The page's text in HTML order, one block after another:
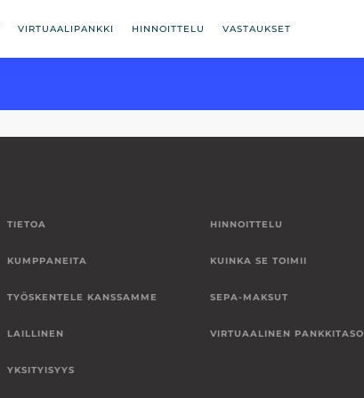
VIRTUAALIPANKKI HINNOITTELU VASTAUKSET
TIETOA
KUMPPANEITA
TYÖSKENTELE KANSSAMME
LAILLINEN
YKSITYISYYS
HINNOITTELU
KUINKA SE TOIMII
SEPA-MAKSUT
VIRTUAALINEN PANKKITASO